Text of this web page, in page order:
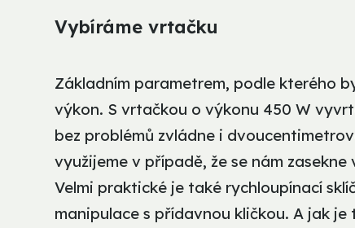
Vybíráme vrtačku
Základním parametrem, podle kterého
výkon. S vrtačkou o výkonu 450 W
bez problémů zvládne i
využijeme v případě, že se nám
Velmi praktické je také rychloupínací
manipulace s přídavnou kličkou. A jak